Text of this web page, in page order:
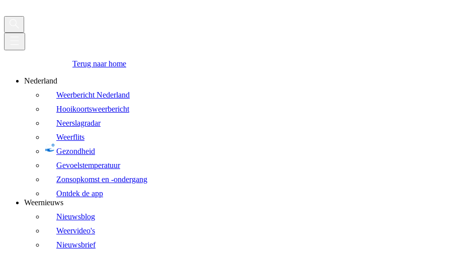
Terug naar home
Nederland
Weerbericht Nederland
Hooikoortsweerbericht
Neerslagradar
Weerflits
Gezondheid
Gevoelstemperatuur
Zonsopkomst en -ondergang
Ontdek de app
Weernieuws
Nieuwsblog
Weervideo's
Nieuwsbrief